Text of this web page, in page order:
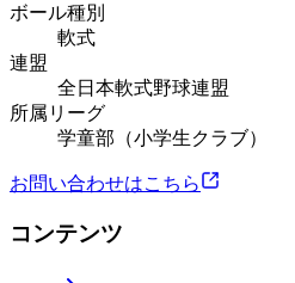
ボール種別
軟式
連盟
全日本軟式野球連盟
所属リーグ
学童部（小学生クラブ）
お問い合わせはこちら
コンテンツ